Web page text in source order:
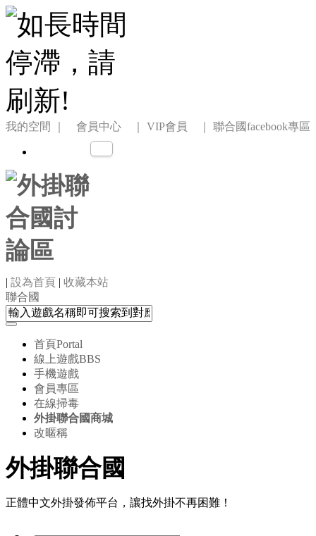
我的空間 ｜ 會員中心 ｜ VIP會員 ｜ 聯合國facebook專區
| 設為首頁 | 收藏本站
聯合國
首頁Portal
線上遊戲BBS
手機遊戲
會員專區
在線掃毒
外掛聯合國商城
改暱稱
外掛聯合國
正體中文外掛發佈平台，讓找外掛不再困難！